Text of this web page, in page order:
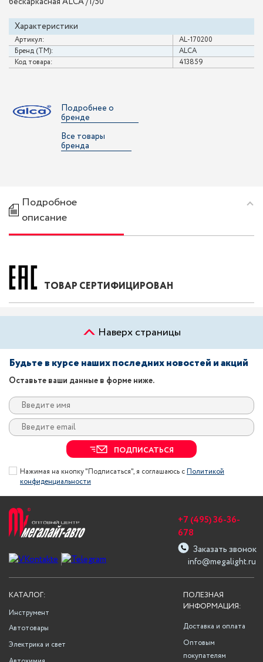
Характеристики
Артикул:
AL-170200
Бренд (ТМ):
ALCA
Код товара:
413859
Подробнее о
бренде
Все товары
бренда
Подробное
описание
ТОВАР СЕРТИФИЦИРОВАН
Наверх страницы
Будьте в курсе наших последних новостей и акций
Оставьте ваши данные в форме ниже.
ПОДПИСАТЬСЯ
Нажимая на кнопку "Подписаться", я соглашаюсь сПолитикой
конфиденциальности
info@megalight.ru
+7 (495) 36-36-
678
Заказать звонок
ПОЛЕЗНАЯ
ИНФОРМАЦИЯ:
Доставка и оплата
Оптовым
покупателям
КАТАЛОГ:
Инструмент
Автотовары
Электрика и свет